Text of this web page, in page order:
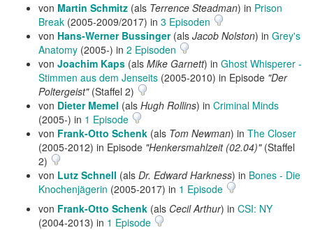
von Martin Schmitz (als Terrence Steadman) in Prison
Break (2005-2009/2017) in 3 Episoden
von Hans-Werner Bussinger(als Jacob Nolston) in Grey's
Anatomy (2005-) in 2 Episoden
von Joachim Kaps (als Mike Garnett) in Ghost Whisperer -
Stimmen aus dem Jenseits (2005-2010) in Episode "Der
Poltergeist"(Staffel 2)
von Dieter Memel (als Hugh Rollins) in Criminal Minds
(2005-) in 1 Episode
von Frank-Otto Schenk (als Tom Newman) in The Closer
(2005-2012) in Episode "Henkersmahlzeit (02.04)"(Staffel
2)
von Lutz Schnell (als Dr. Edward Harkness) in Bones - Die
Knochenjägerin (2005-2017) in 1 Episode
von Frank-Otto Schenk (als Cecil Arthur) in CSI: NY
(2004-2013) in 1 Episode